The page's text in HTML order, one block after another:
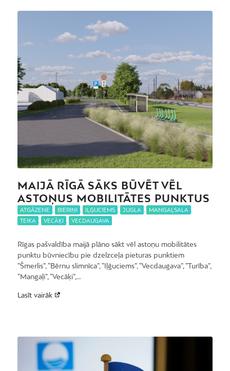
MAIJĀ RĪGĀ SĀKS BŪVĒT VĒL
ASTOŅUS MOBILITĀTES PUNKTUS
ATGĀZENE , BIERIŅI , IĻĢUCIEMS , JUGLA , MANGAĻSALA ,
TEIKA , VECĀĶI , VECDAUGAVA
Rīgas pašvaldība maijā plāno sākt vēl astoņu mobilitātes
punktu būvniecību pie dzelzceļa pieturas punktiem
“Šmerlis”, “Bērnu slimnīca”, “Iļģuciems”, “Vecdaugava”, “Turība”,
“Mangaļi”, “Vecāķi”,…
Lasīt vairāk